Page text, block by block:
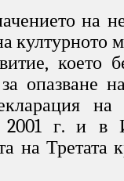
на
културното
което
опазване
2001 г. и в
на Третата